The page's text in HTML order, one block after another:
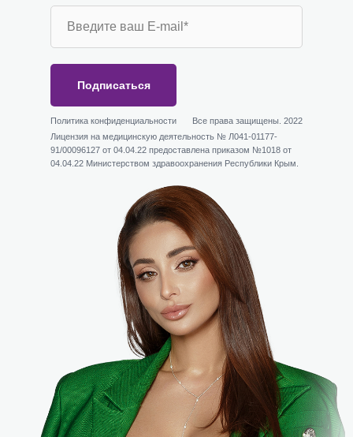
Подписаться
Политика конфиденциальности Все права защищены. 2022
Лицензия на медицинскую деятельность № Л041-01177-
91/00096127 от 04.04.22 предоставлена приказом №1018 от
04.04.22 Министерством здравоохранения Республики Крым.